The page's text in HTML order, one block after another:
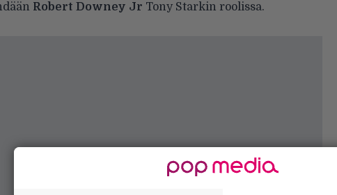
Robert Downey Jr Tony Starkin roolissa.